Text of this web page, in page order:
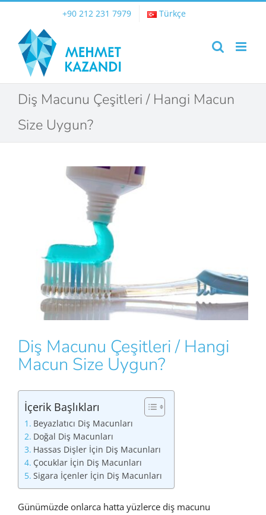
content
+90 212 231 7979 Türkçe
Diş Macunu Çeşitleri / Hangi Macun
Size Uygun?
Diş Macunu Çeşitleri / Hangi
Macun Size Uygun?
İçerik Başlıkları
Beyazlatıcı Diş Macunları
Doğal Diş Macunları
Hassas Dişler İçin Diş Macunları
Çocuklar İçin Diş Macunları
Sigara İçenler İçin Diş Macunları
Günümüzde onlarca hatta yüzlerce diş macunu